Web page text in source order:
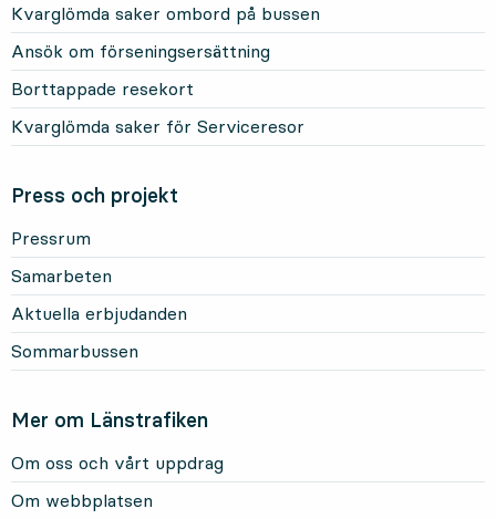
Kvarglömda saker ombord på bussen
Ansök om förseningsersättning
Borttappade resekort
Kvarglömda saker för Serviceresor
Press och projekt
Pressrum
Samarbeten
Aktuella erbjudanden
Sommarbussen
Mer om Länstrafiken
Om oss och vårt uppdrag
Om webbplatsen